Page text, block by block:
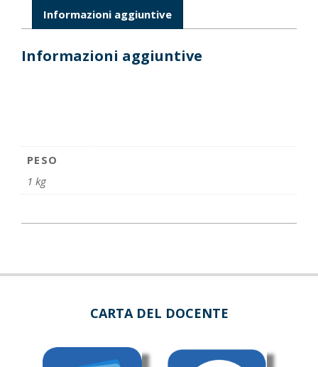
Informazioni aggiuntive
Informazioni aggiuntive
PESO
1 kg
CARTA DEL DOCENTE